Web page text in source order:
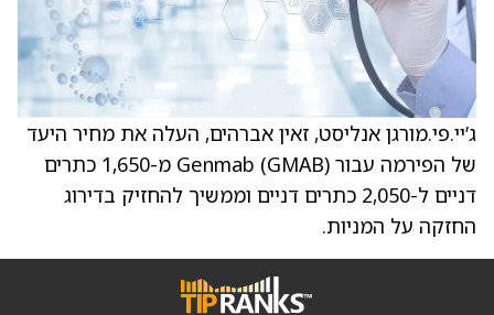
ג’יי.פי.מורגן אנליסט, זאין אברהים, העלה את מחיר היעד
של הפירמה עבור Genmab (GMAB) מ-1,650 כתרים
דניים ל-2,050 כתרים דניים וממשיך להחזיק בדירוג
החזקה על המניות.